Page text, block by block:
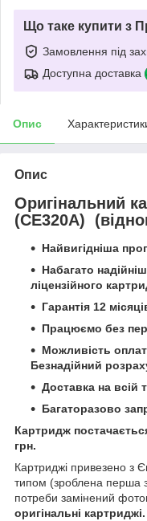
Що таке купити з
Замовлення під
Доступна доставка
Опис
Опис
Оригінальний
(CE320A)
Найвигідніша
Набагато
ліцензійного
Гарантія 12
Працюємо без
Можливість
Безнадійний
Доставка на всій
Багаторазово
Картридж
грн.
Картриджі привезено з
типом (зроблена перша
потреби замінений
оригінальні картриджі.